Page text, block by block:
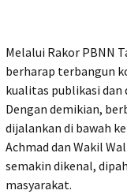
Melalui Rakor PBNN
berharap terbangun
kualitas publikasi
Dengan demikian,
dijalankan di bawah
Achmad dan Wakil
semakin dikenal,
masyarakat.